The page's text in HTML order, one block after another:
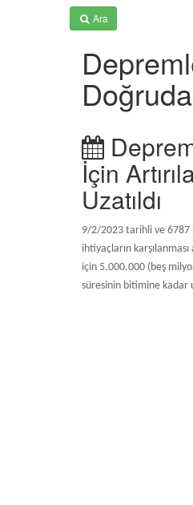
Ara
İçin
Uzatıldı
9/2/2023 tarihli ve 6787
ihtiyaçların
için 5.000.000 (beş
süresinin bitimine kadar